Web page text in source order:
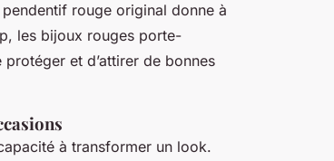
rouge original donne à
les bijoux rouges porte-
et d’attirer de bonnes
à transformer un look.